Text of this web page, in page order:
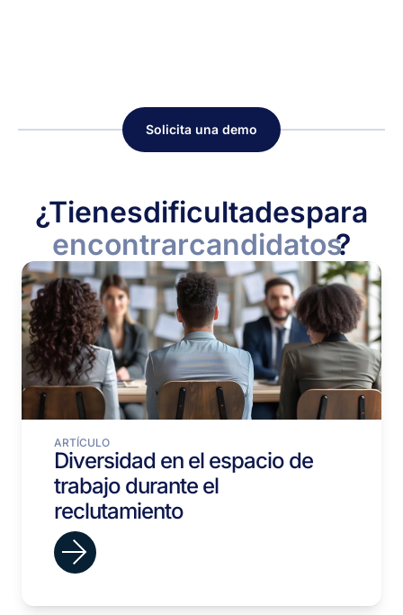
Solicita una demo
¿Tienesdificultadespara
encontrarcandidatos?
ARTÍCULO
Diversidad en el espacio de
trabajo durante el
reclutamiento